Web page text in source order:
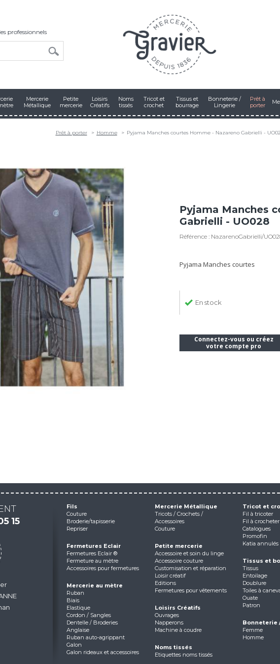
professionnels
Mercerie
Métallique
Petite
mercerie
Loisirs
Créatifs
Noms
tissés
Tricot et
crochet
Tissus et
bourrage
Bonneterie /
Lingerie
Prêt à
porter
Prêt à porter Homme Pyjama Manches courtes Homme - Nazareno Gabrielli -
Pyjama Manches
Gabrielli - UO028
Référence : NazarenoGabrielli/
Pyjama Manches courtes
En stock
Connectez-vous ou créez
votre compte pro
15
Fils
Couture
Broderie/tapisserie
Repriser
Fermetures Eclair
Fermetures Eclair ®
Fermeture au mètre
Accessoires pour fermetures
Mercerie au mètre
Ruban
Biais
Elastique
Cordon / Sangles
Dentelle / Broderies
Anglaise
Ruban auto-agrippant
Galon
Galon rideaux et accessoires
Mercerie Métallique
Tricots / Crochets /
Accessoires
Couture
Petite mercerie
Accessoire et soin du linge
Accessoire couture
Customisation et réparation
Loisir créatif
Editions
Fermetures pour vêtements
Loisirs Créatifs
Ouvrages
Napperons
Machine à coudre
Noms tissés
Etiquettes noms tissés
Tricot et
Fil à tricoter
Fil à crocheter
Catalogues
Promofin
Katia annulés
Tissus et
Tissus
Entoilage
Doublure
Toiles à
Ouate
Patron
Bonneterie
Femme
Homme